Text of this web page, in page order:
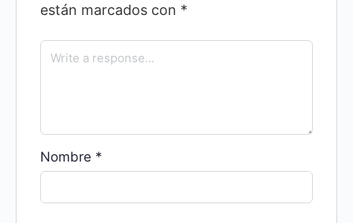
están marcados con *
Nombre *